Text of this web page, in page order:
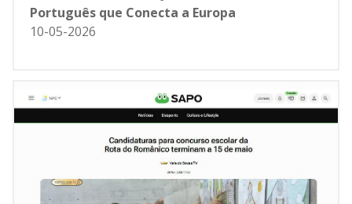
Português que Conecta a Europa
10-05-2026